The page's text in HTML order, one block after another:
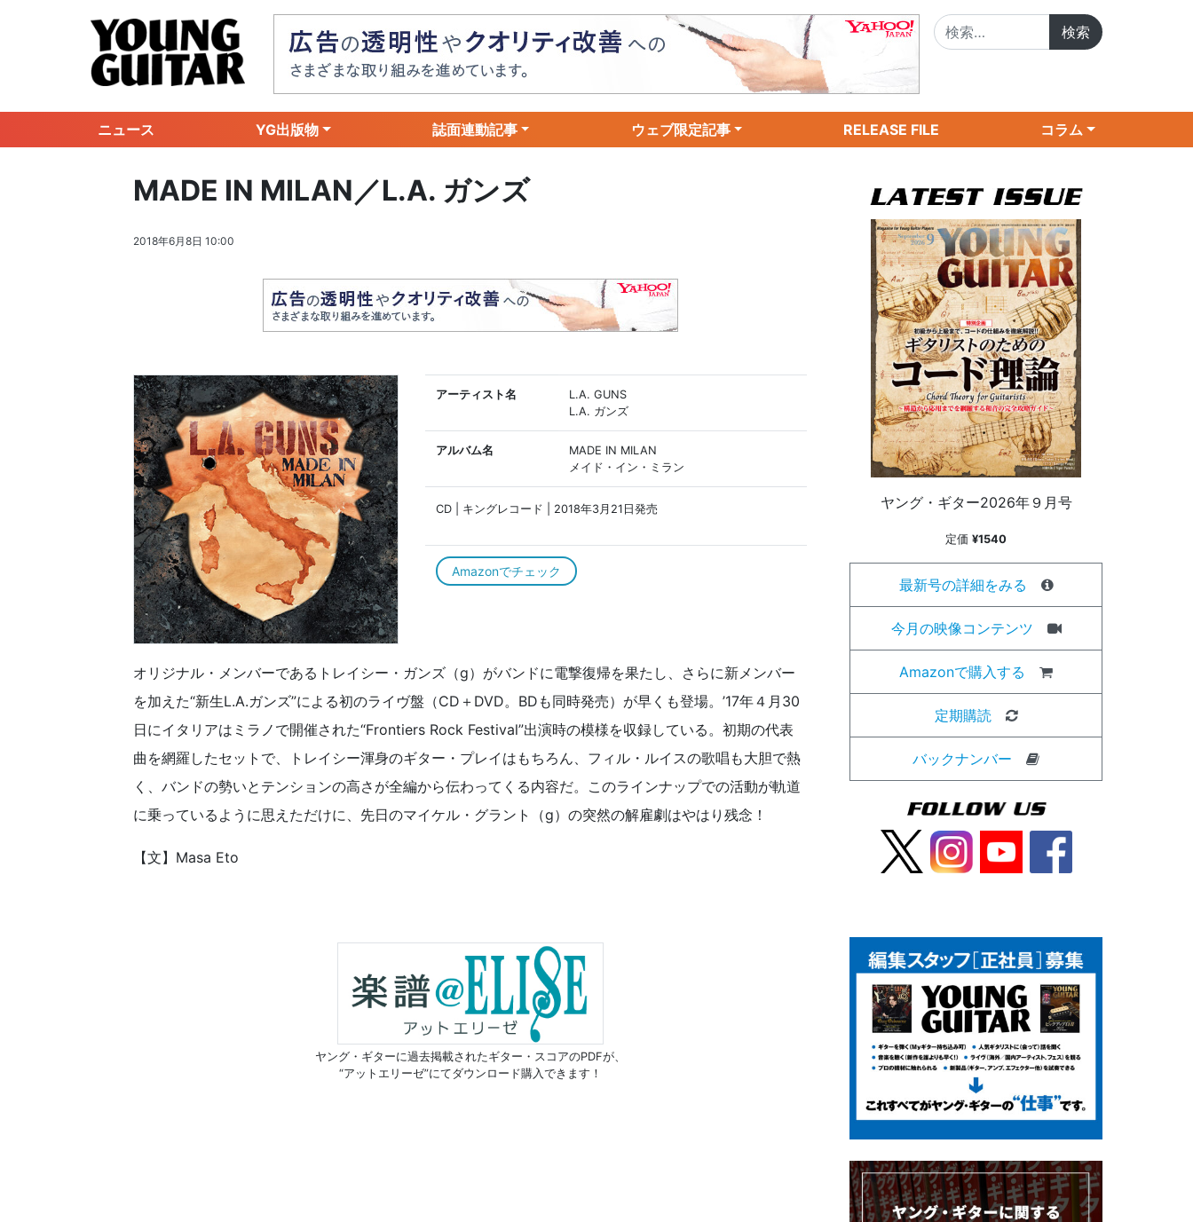
ニュース YG出版物 誌面連動記事 ウェブ限定記事 RELEASE FILE コラム
MADE IN MILAN／L.A. ガンズ
2018年6月8日 10:00
アーティスト名
L.A. GUNS
L.A. ガンズ
アルバム名
MADE IN MILAN
メイド・イン・ミラン
CD | キングレコード | 2018年3月21日発売
Amazonでチェック
オリジナル・メンバーであるトレイシー・ガンズ（g）がバンドに電撃復帰を果たし、さらに新メンバー
を加えた“新生L.A.ガンズ”による初のライヴ盤（CD＋DVD。BDも同時発売）が早くも登場。’17年４月30
日にイタリアはミラノで開催された“Frontiers Rock Festival”出演時の模様を収録している。初期の代表
曲を網羅したセットで、トレイシー渾身のギター・プレイはもちろん、フィル・ルイスの歌唱も大胆で熱
く、バンドの勢いとテンションの高さが全編から伝わってくる内容だ。このラインナップでの活動が軌道
に乗っているように思えただけに、先日のマイケル・グラント（g）の突然の解雇劇はやはり残念！
【文】Masa Eto
ヤング・ギターに過去掲載されたギター・スコアのPDFが、
“アットエリーゼ”にてダウンロード購入できます！
ヤング・ギター2026年９月号
定価 ¥1540
最新号の詳細をみる
今月の映像コンテンツ
Amazonで購入する
定期購読
バックナンバー